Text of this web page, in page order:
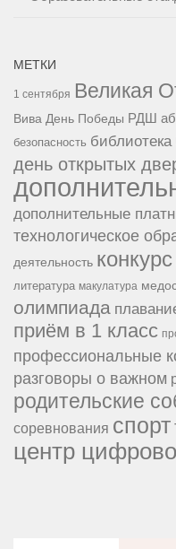
МЕТКИ
1 сентября Великая
Вива День Победы РДШ
безопасность библиотека
день открытых
дополнительные
технологическое
деятельность конкурс
литература макулатура
олимпиада
приём в 1 класс
профессиональные
разговоры о важном
родительские
соревнования спорт
центр